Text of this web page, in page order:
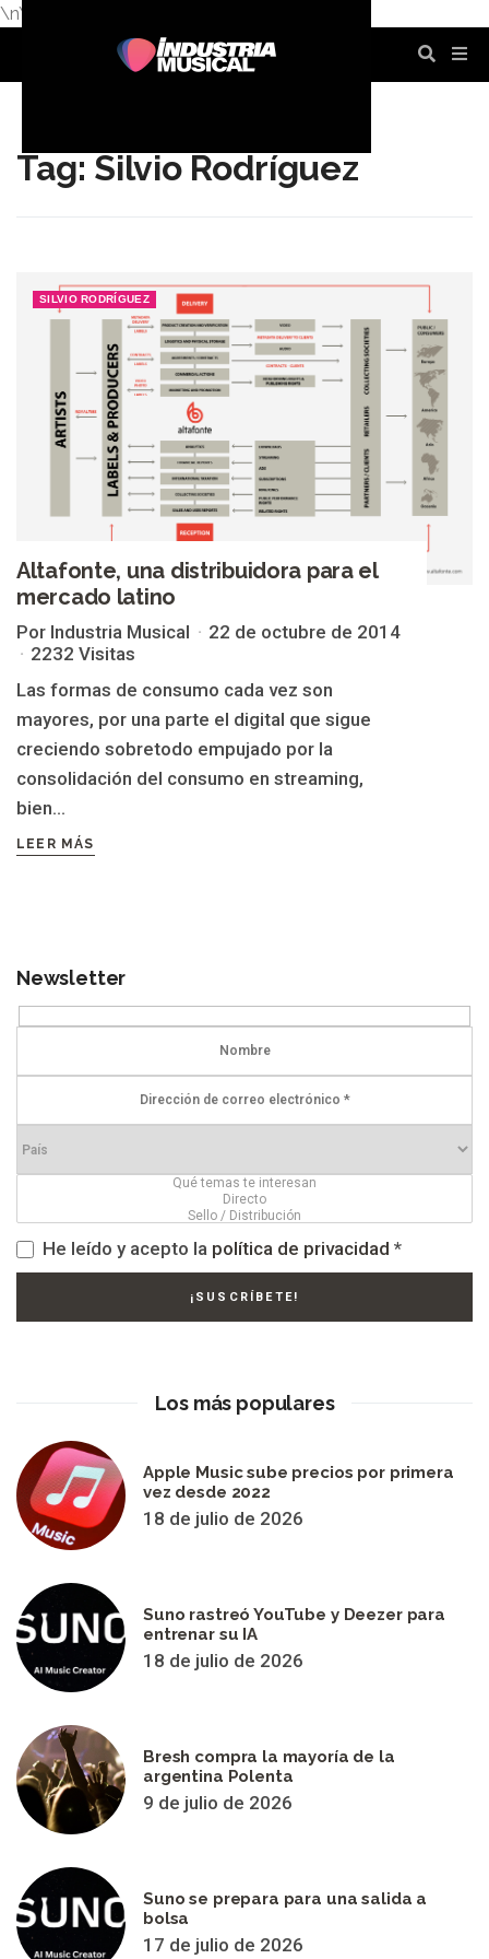
\n\n
Tag: Silvio Rodríguez
SILVIO RODRÍGUEZ
Altafonte, una distribuidora para el
mercado latino
Por Industria Musical
22 de octubre de 2014
2232 Visitas
Las formas de consumo cada vez son
mayores, por una parte el digital que sigue
creciendo sobretodo empujado por la
consolidación del consumo en streaming,
bien...
LEER MÁS
Newsletter
He leído y acepto la política de privacidad *
Los más populares
Apple Music sube precios por primera
vez desde 2022
18 de julio de 2026
Suno rastreó YouTube y Deezer para
entrenar su IA
18 de julio de 2026
Bresh compra la mayoría de la
argentina Polenta
9 de julio de 2026
Suno se prepara para una salida a
bolsa
17 de julio de 2026